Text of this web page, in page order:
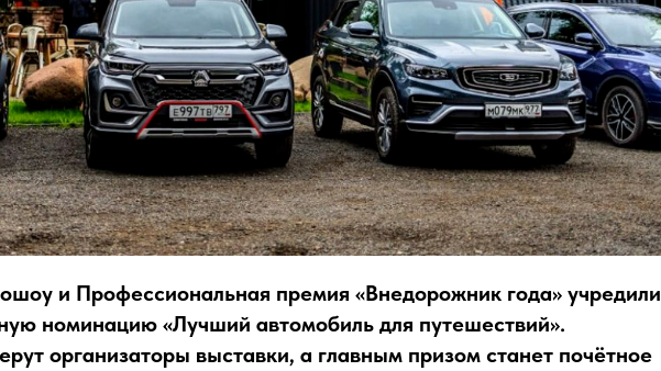
и Профессиональная премия «Внедорожник года» учредили
номинацию «Лучший автомобиль для путешествий».
организаторы выставки, а главным призом станет почётное